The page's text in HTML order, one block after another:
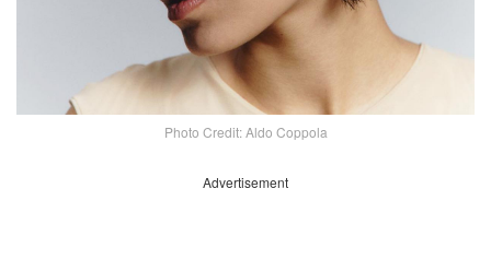
Photo Credit: Aldo Coppola
Advertisement